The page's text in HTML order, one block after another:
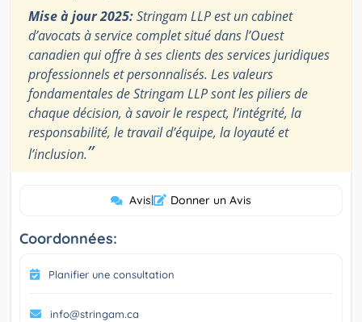
Mise à jour 2025:Stringam LLP est un cabinet
d’avocats à service complet situé dans l’Ouest
canadien qui offre à ses clients des services juridiques
professionnels et personnalisés. Les valeurs
fondamentales de Stringam LLP sont les piliers de
chaque décision, à savoir le respect, l’intégrité, la
responsabilité, le travail d’équipe, la loyauté et
l’inclusion.”
Avis| Donner un Avis
Coordonnées:
Planifier une consultation
info@stringam.ca